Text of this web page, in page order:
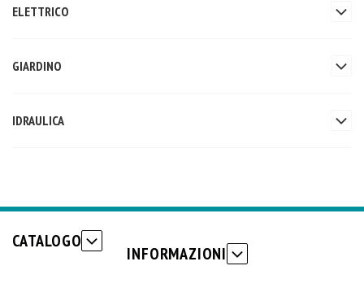
ELETTRICO
GIARDINO
IDRAULICA
CATALOGO
INFORMAZIONI